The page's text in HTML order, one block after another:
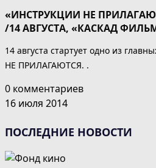
«ИНСТРУКЦИИ НЕ
/14 АВГУСТА, «КАСКАД
14 августа стартует одно из
НЕ ПРИЛАГАЮТСЯ. .
0 комментариев
16 июля 2014
ПОСЛЕДНИЕ НОВОСТИ